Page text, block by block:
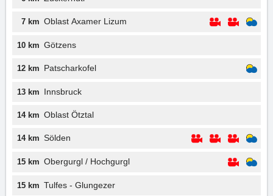
7 km Oblast Axamer Lizum
10 km Götzens
12 km Patscharkofel
13 km Innsbruck
14 km Oblast Ötztal
14 km Sölden
15 km Obergurgl / Hochgurgl
15 km Tulfes - Glungezer